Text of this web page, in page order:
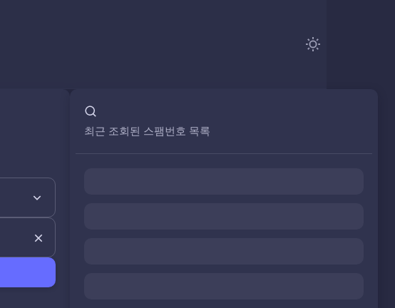
최근 조회된 스팸번호 목록